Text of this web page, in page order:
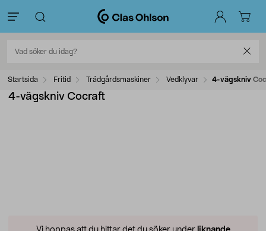
Startsida Fritid Trädgårdsmaskiner Vedklyvar 4-vägskniv
4-vägskniv Cocraft